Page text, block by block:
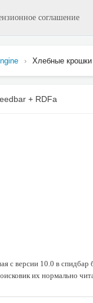
соглашение
› Хлебные
+ RDFa
с версии 10.0 в
их нормально